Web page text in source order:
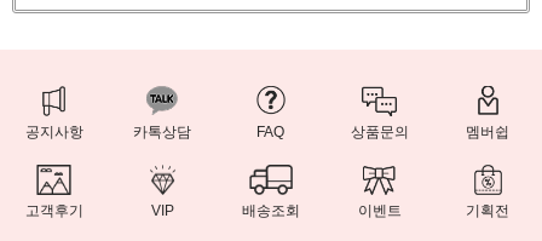
공지사항 카톡상담 FAQ 상품문의 멤버쉽
고객후기 VIP 배송조회 이벤트 기획전